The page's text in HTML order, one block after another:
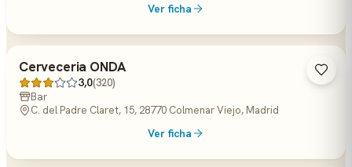
Ver ficha
Cerveceria ONDA
3,0(320)
Bar
C. del Padre Claret, 15, 28770 Colmenar Viejo, Madrid
Ver ficha